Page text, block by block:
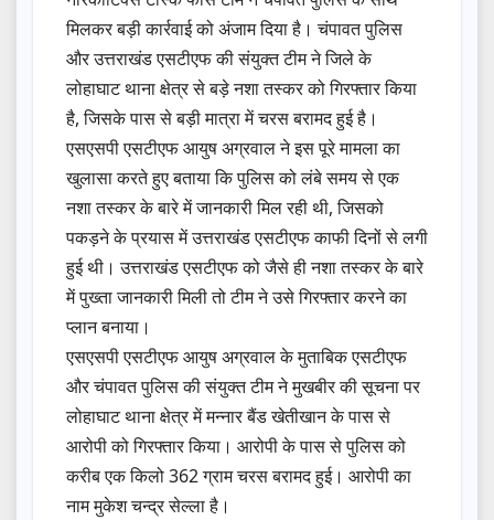
मिलकर बड़ी कार्रवाई को अंजाम दिया है। चंपावत पुलिस
और उत्तराखंड एसटीएफ की संयुक्त टीम ने जिले के
लोहाघाट थाना क्षेत्र से बड़े नशा तस्कर को गिरफ्तार किया
है, जिसके पास से बड़ी मात्रा में चरस बरामद हुई है।
एसएसपी एसटीएफ आयुष अग्रवाल ने इस पूरे मामला का
खुलासा करते हुए बताया कि पुलिस को लंबे समय से एक
नशा तस्कर के बारे में जानकारी मिल रही थी, जिसको
पकड़ने के प्रयास में उत्तराखंड एसटीएफ काफी दिनों से लगी
हुई थी। उत्तराखंड एसटीएफ को जैसे ही नशा तस्कर के बारे
में पुख्ता जानकारी मिली तो टीम ने उसे गिरफ्तार करने का
प्लान बनाया।
एसएसपी एसटीएफ आयुष अग्रवाल के मुताबिक एसटीएफ
और चंपावत पुलिस की संयुक्त टीम ने मुखबीर की सूचना पर
लोहाघाट थाना क्षेत्र में मन्नार बैंड खेतीखान के पास से
आरोपी को गिरफ्तार किया। आरोपी के पास से पुलिस को
करीब एक किलो 362 ग्राम चरस बरामद हुई। आरोपी का
नाम मुकेश चन्द्र सेल्ला है।